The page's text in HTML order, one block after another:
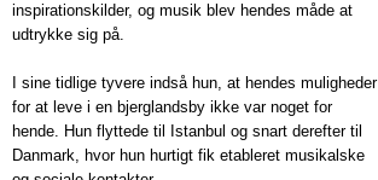
inspirationskilder, og musik blev hendes måde at
udtrykke sig på.
I sine tidlige tyvere indså hun, at hendes muligheder
for at leve i en bjerglandsby ikke var noget for
hende. Hun flyttede til Istanbul og snart derefter til
Danmark, hvor hun hurtigt fik etableret musikalske